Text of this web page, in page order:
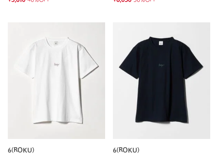
6(ROKU)
6(ROKU)